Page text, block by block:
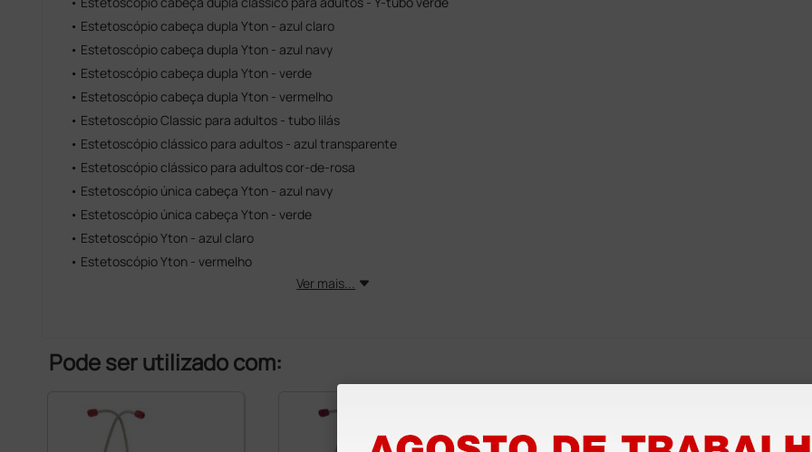
• Estetoscópio cabeça dupla Yton - azul claro
• Estetoscópio cabeça dupla Yton - azul navy
• Estetoscópio cabeça dupla Yton - verde
• Estetoscópio cabeça dupla Yton - vermelho
• Estetoscópio Classic para adultos - tubo lilás
• Estetoscópio clássico para adultos - azul transparente
• Estetoscópio clássico para adultos cor-de-rosa
• Estetoscópio única cabeça Yton - azul navy
• Estetoscópio única cabeça Yton - verde
• Estetoscópio Yton - azul claro
• Estetoscópio Yton - vermelho
Ver mais...
Pode ser utilizado com: